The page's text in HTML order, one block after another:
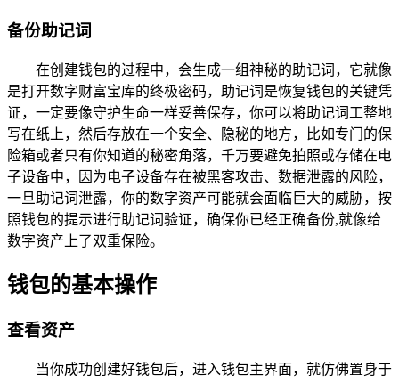
备份助记词
在创建钱包的过程中，会生成一组神秘的助记词，它就像
是打开数字财富宝库的终极密码，助记词是恢复钱包的关键凭
证，一定要像守护生命一样妥善保存，你可以将助记词工整地
写在纸上，然后存放在一个安全、隐秘的地方，比如专门的保
险箱或者只有你知道的秘密角落，千万要避免拍照或存储在电
子设备中，因为电子设备存在被黑客攻击、数据泄露的风险，
一旦助记词泄露，你的数字资产可能就会面临巨大的威胁，按
照钱包的提示进行助记词验证，确保你已经正确备份,就像给
数字资产上了双重保险。
钱包的基本操作
查看资产
当你成功创建好钱包后，进入钱包主界面，就仿佛置身于